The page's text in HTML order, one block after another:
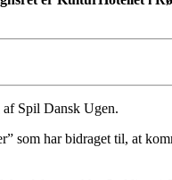
Spil Dansk Ugen.
har bidraget til, at